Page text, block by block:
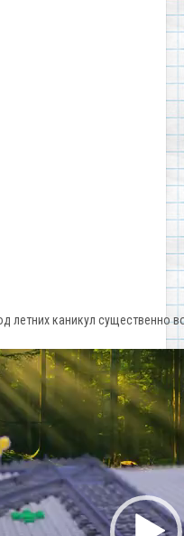
летних каникул существенно